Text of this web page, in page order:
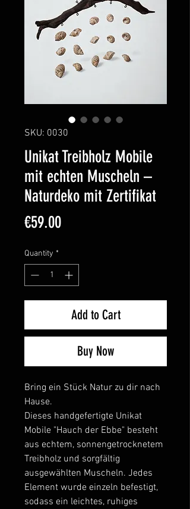
SKU: 0030
Unikat Treibholz Mobile
mit echten Muscheln –
Naturdeko mit Zertifikat
€59.00Price
Quantity *
Add to Cart
Buy Now
Bring ein Stück Natur zu dir nach
Hause.
Dieses handgefertigte Unikat
Mobile "Hauch der Ebbe" besteht
aus echtem, sonnengetrocknetem
Treibholz und sorgfältig
ausgewählten Muscheln. Jedes
Element wurde einzeln befestigt,
sodass ein leichtes, ruhiges